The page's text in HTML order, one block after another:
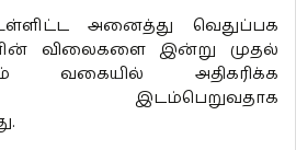
அனைத்து வெதுப்பக
விலைகளை இன்று முதல்
வகையில் அதிகரிக்க
இடம்பெறுவதாக